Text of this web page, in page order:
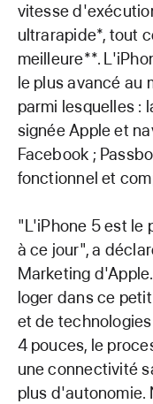
vitesse
ultrarapide*, tout
meilleure**.
le plus avancé au
parmi lesquelles :
signée Apple et
Facebook ;
fonctionnel et
"L'iPhone 5 est le
à ce jour", a
Marketing
loger dans ce
et de
4 pouces, le
une connectivité
plus d'autonomie.